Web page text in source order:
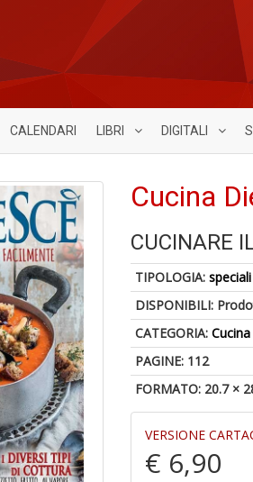
CALENDARI LIBRI DIGITALI
Cucina
CUCINARE
TIPOLOGIA:speciali
DISPONIBILI:
CATEGORIA:Cucina
PAGINE: 112
FORMATO: 20.7 ×
VERSIONE
€ 6,90